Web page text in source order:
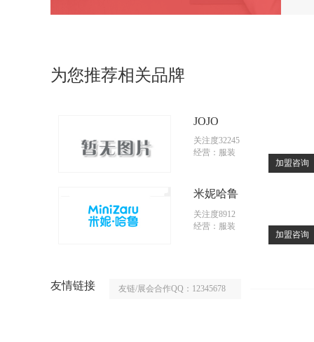
为您推荐相关品牌
JOJO
关注度32245
经营：服装
加盟咨询
米妮哈鲁
关注度8912
经营：服装
加盟咨询
友情链接 友链/展会合作QQ：12345678